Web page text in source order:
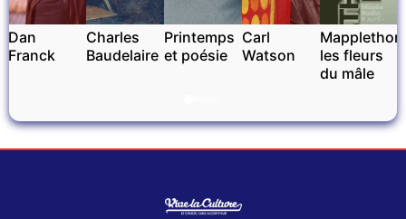
Dan
Franck
Charles
Baudelaire
Printemps
et poésie
Carl
Watson
les fleurs
du mâle